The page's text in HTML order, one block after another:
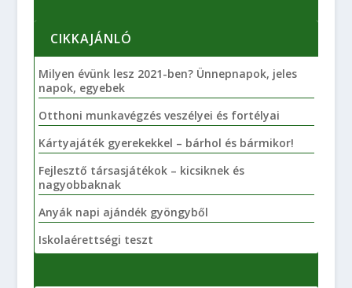
CIKKAJÁNLÓ
Milyen évünk lesz 2021-ben? Ünnepnapok, jeles
napok, egyebek
Otthoni munkavégzés veszélyei és fortélyai
Kártyajáték gyerekekkel – bárhol és bármikor!
Fejlesztő társasjátékok – kicsiknek és
nagyobbaknak
Anyák napi ajándék gyöngyből
Iskolaérettségi teszt